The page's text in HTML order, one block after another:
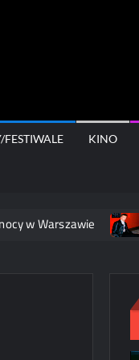
KINO
TR/